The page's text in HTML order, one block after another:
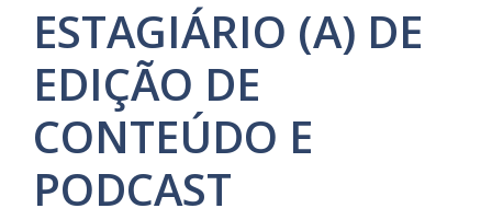
ESTAGIÁRIO (A) DE
EDIÇÃO DE
CONTEÚDO E
PODCAST